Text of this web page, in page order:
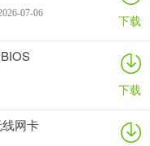
07-06 下载
下载
网卡